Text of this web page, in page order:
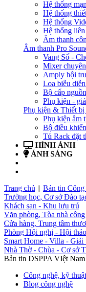
Hệ thống
Hệ thống
Hệ thống
Hệ thống
Âm thanh
Âm thanh Pro
Vang Số -
Mixer
Amply hội
Loa biễu
Bộ cấp
Phụ kiện -
Phụ kiện & Thiết
Phụ kiện âm
Bộ điều
Tủ Rack đặt
HÌNH ẢNH
ÁNH SÁNG
Trang chủ
Bản tin
Trường học, Cơ sở Đào
Khách sạn - Khu lưu trú
Văn phòng, Tòa nhà
Cửa hàng, Trung tâm
Phòng Hội nghị - Hội thảo
Smart Home - Villa - Giải
Nhà Thờ - Chùa - Cơ sở
Bản tin DSPPA VIệt Nam
Công nghệ, kỹ thuật
Blog công nghệ